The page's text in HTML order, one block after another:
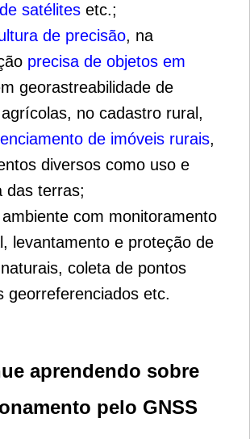
satélites etc.;
de precisão, na
precisa de objetos em
georastreabilidade de
no cadastro rural,
de imóveis rurais,
diversos como uso e
das terras;
com monitoramento
levantamento e proteção de
coleta de pontos
georreferenciados etc.
aprendendo sobre
pelo GNSS